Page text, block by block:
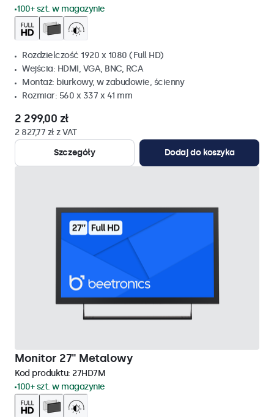
100+ szt. w magazynie
Rozdzielczość 1920 x 1080 (Full HD)
Wejścia: HDMI, VGA, BNC, RCA
Montaż: biurkowy, w zabudowie, ścienny
Rozmiar: 560 x 337 x 41 mm
2 299,00 zł
2 827,77 zł z VAT
Szczegóły
Dodaj do koszyka
Monitor 27" Metalowy
Kod produktu: 27HD7M
100+ szt. w magazynie